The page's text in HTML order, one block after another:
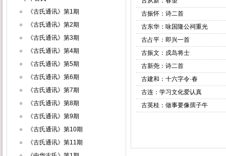
《古氏通讯》第1期
《古氏通讯》第2期
《古氏通讯》第3期
《古氏通讯》第4期
《古氏通讯》第5期
《古氏通讯》第6期
《古氏通讯》第7期
《古氏通讯》第8期
《古氏通讯》第9期
《古氏通讯》第10期
《古氏通讯》第11期
古振怀：诗二首
古东华：咏国隆公祠重光
古占平：即兴一首
古振文：戍岛将士
古新尧：诗二首
古建和：十六字令·春
古连：学习文化爱认真
古英桂：做事要像孺子牛